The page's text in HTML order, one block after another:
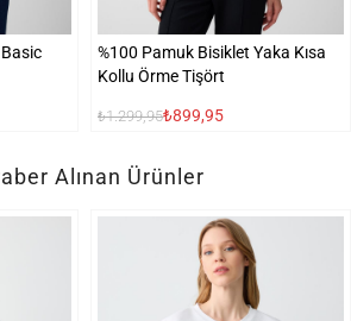
%100 Pamuk Bisiklet Yaka Kısa
Kollu Örme Tişört
₺1.299,95₺899,95
Alınan Ürünler